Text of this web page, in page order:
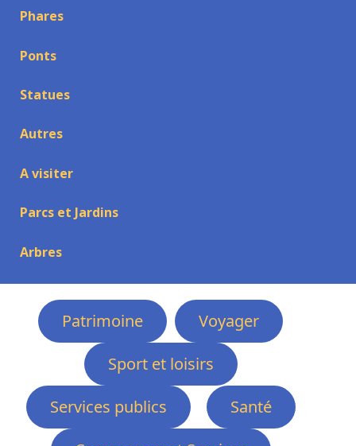
Phares
Ponts
Statues
Autres
A visiter
Parcs et Jardins
Arbres
Patrimoine
Voyager
Sport et loisirs
Services publics
Santé